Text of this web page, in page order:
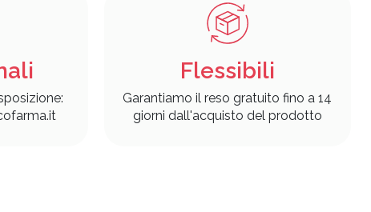
Flessibili
Garantiamo il reso gratuito fino a 14
giorni dall'acquisto del prodotto